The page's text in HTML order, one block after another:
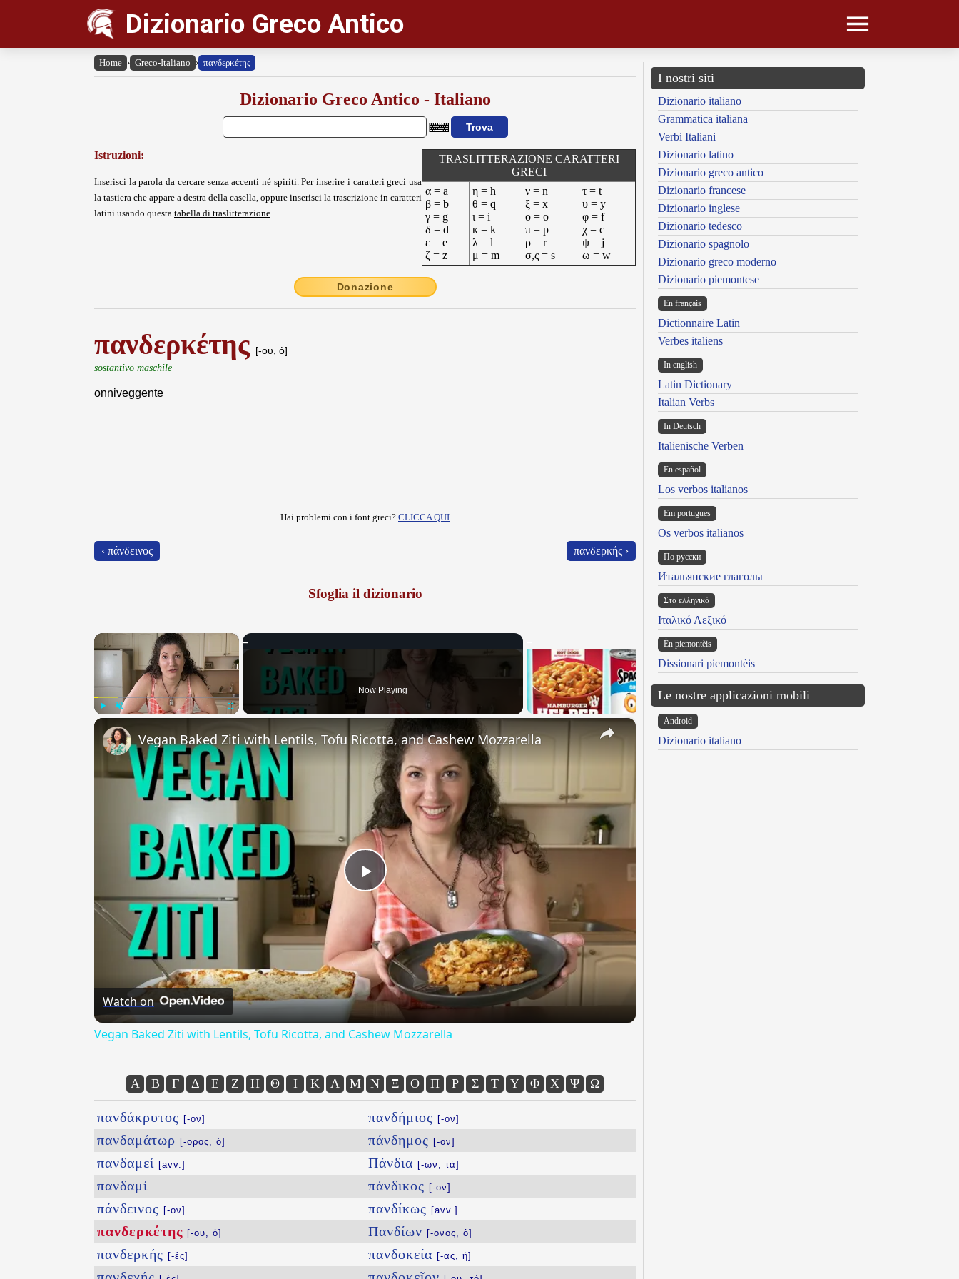
Dizionario Greco Antico
Home › Greco-Italiano › πανδερκέτης
Dizionario Greco Antico - Italiano
Istruzioni:
Inserisci la parola da cercare senza accenti né spiriti. Per inserire i caratteri greci usa
la tastiera che appare a destra della casella, oppure inserisci la trascrizione in caratteri
latini usando questa tabella di traslitterazione.
TRASLITTERAZIONE CARATTERI
GRECI
α = a
β = b
γ = g
δ = d
ε = e
ζ = z
η = h
θ = q
ι = i
κ = k
λ = l
μ = m
ν = n
ξ = x
ο = o
π = p
ρ = r
σ,ς = s
τ = t
υ = y
φ = f
χ = c
ψ = j
ω = w
Donazione
πανδερκέτης [-ου, ὁ]
sostantivo maschile
onniveggente
Hai problemi con i font greci? CLICCA QUI
‹ πάνδεινος πανδερκής ›
Sfoglia il dizionario
×
Now Playing
×
Play
Video
Vegan Baked Ziti with Lentils, Tofu Ricotta, and Cashew Mozzarella
Watch on
Vegan Baked Ziti with Lentils, Tofu Ricotta, and Cashew Mozzarella
Α Β Γ Δ Ε Ζ Η Θ Ι Κ Λ Μ Ν Ξ Ο Π Ρ Σ Τ Υ Φ Χ Ψ Ω
πανδάκρυτος [-ον]
πανδαμάτωρ [-ορος, ὁ]
πανδαμεί [avv.]
πανδαμί
πάνδεινος [-ον]
πανδερκέτης [-ου, ὁ]
πανδερκής [-ές]
πανδήμιος [-ον]
πάνδημος [-ον]
Πάνδια [-ων, τά]
πάνδικος [-ον]
πανδίκως [avv.]
Πανδίων [-ονος, ὁ]
πανδοκεία [-ας, ἡ]
I nostri siti
Dizionario italiano
Grammatica italiana
Verbi Italiani
Dizionario latino
Dizionario greco antico
Dizionario francese
Dizionario inglese
Dizionario tedesco
Dizionario spagnolo
Dizionario greco moderno
Dizionario piemontese
En français
Dictionnaire Latin
Verbes italiens
In english
Latin Dictionary
Italian Verbs
In Deutsch
Italienische Verben
En español
Los verbos italianos
Em portugues
Os verbos italianos
По русски
Итальянские глаголы
Στα ελληνικά
Ιταλικό Λεξικό
Ën piemontèis
Dissionari piemontèis
Le nostre applicazioni mobili
Android
Dizionario italiano